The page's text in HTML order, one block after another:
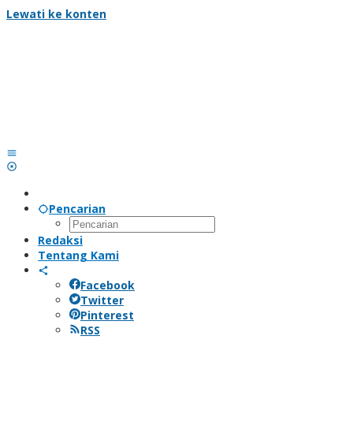
Lewati ke konten
Pencarian
Redaksi
Tentang Kami
Facebook
Twitter
Pinterest
RSS